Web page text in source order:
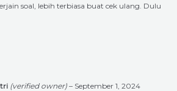
soal, lebih terbiasa buat cek ulang. Dulu
(verified owner) – September 1, 2024